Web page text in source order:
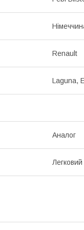
Renault
Laguna,
Аналог